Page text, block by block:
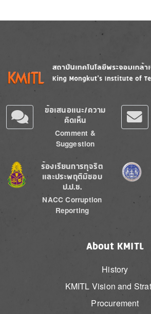
Image
ข้อเสนอแนะ/ความ
คิดเห็น
Comment &
Suggestion
Image
ร้องเรียนการทุจริต
และประพฤติมิชอบ
ป.ป.ช.
NACC Corruption
Reporting
Image
About KMITL
History
KMITL Vision and
Procurement